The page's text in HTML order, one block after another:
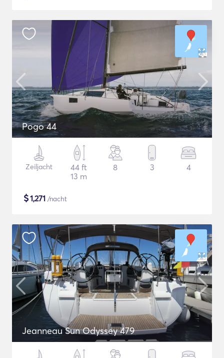
Pogo 44
Zeiljacht
44 ft
13 m
8 3 4
$1,271 /nacht
Jeanneau Sun Odyssey 479